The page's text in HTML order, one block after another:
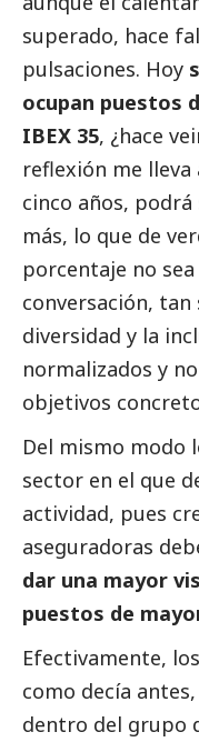
superado, hace
pulsaciones. Hoy
ocupan puestos
IBEX 35, ¿hace
reflexión me lleva
cinco años, podrá
más, lo que de
porcentaje no
conversación,
diversidad y la
normalizados y
objetivos
Del mismo modo
sector en el que
actividad, pues
aseguradoras
dar una mayor
puestos de
Efectivamente,
como decía
dentro del grupo